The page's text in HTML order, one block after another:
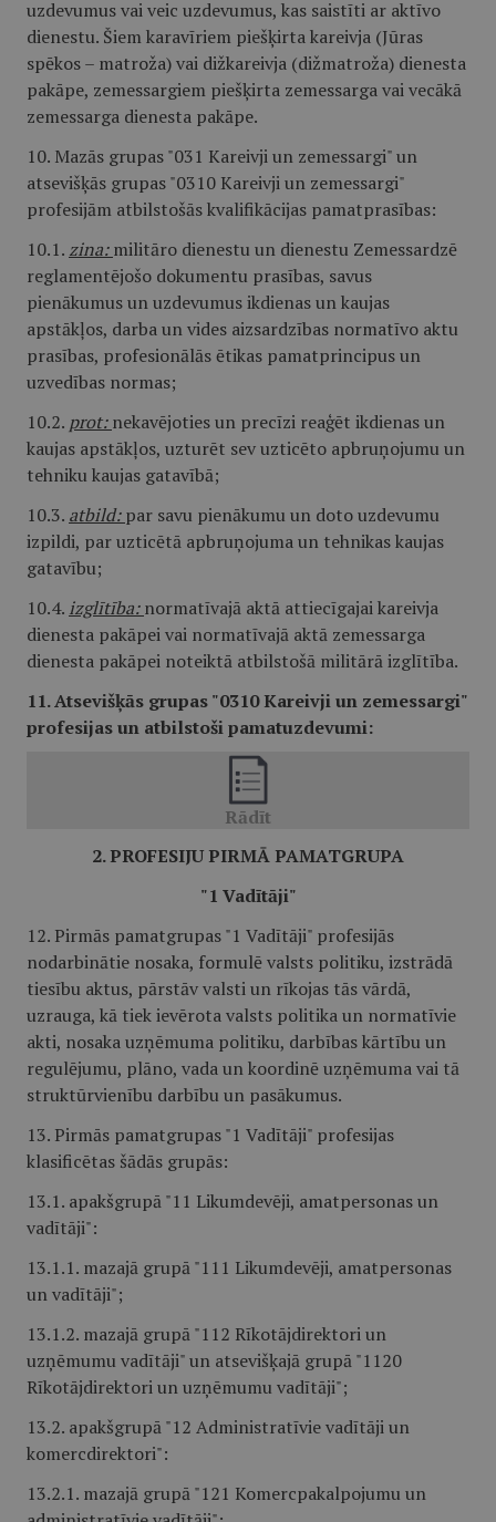
uzdevumus vai veic uzdevumus, kas saistīti ar aktīvo
dienestu. Šiem karavīriem piešķirta kareivja (Jūras
spēkos – matroža) vai dižkareivja (dižmatroža) dienesta
pakāpe, zemessargiem piešķirta zemessarga vai vecākā
zemessarga dienesta pakāpe.
10. Mazās grupas "031 Kareivji un zemessargi" un
atsevišķās grupas "0310 Kareivji un zemessargi"
profesijām atbilstošās kvalifikācijas pamatprasības:
10.1. zina: militāro dienestu un dienestu Zemessardzē
reglamentējošo dokumentu prasības, savus
pienākumus un uzdevumus ikdienas un kaujas
apstākļos, darba un vides aizsardzības normatīvo aktu
prasības, profesionālās ētikas pamatprincipus un
uzvedības normas;
10.2. prot: nekavējoties un precīzi reaģēt ikdienas un
kaujas apstākļos, uzturēt sev uzticēto apbruņojumu un
tehniku kaujas gatavībā;
10.3. atbild: par savu pienākumu un doto uzdevumu
izpildi, par uzticētā apbruņojuma un tehnikas kaujas
gatavību;
10.4. izglītība: normatīvajā aktā attiecīgajai kareivja
dienesta pakāpei vai normatīvajā aktā zemessarga
dienesta pakāpei noteiktā atbilstošā militārā izglītība.
11. Atsevišķās grupas "0310 Kareivji un zemessargi"
profesijas un atbilstoši pamatuzdevumi:
2. PROFESIJU PIRMĀ PAMATGRUPA
"1 Vadītāji"
12. Pirmās pamatgrupas "1 Vadītāji" profesijās
nodarbinātie nosaka, formulē valsts politiku, izstrādā
tiesību aktus, pārstāv valsti un rīkojas tās vārdā,
uzrauga, kā tiek ievērota valsts politika un normatīvie
akti, nosaka uzņēmuma politiku, darbības kārtību un
regulējumu, plāno, vada un koordinē uzņēmuma vai tā
struktūrvienību darbību un pasākumus.
13. Pirmās pamatgrupas "1 Vadītāji" profesijas
klasificētas šādās grupās:
13.1. apakšgrupā "11 Likumdevēji, amatpersonas un
vadītāji":
13.1.1. mazajā grupā "111 Likumdevēji, amatpersonas
un vadītāji";
13.1.2. mazajā grupā "112 Rīkotājdirektori un
uzņēmumu vadītāji" un atsevišķajā grupā "1120
Rīkotājdirektori un uzņēmumu vadītāji";
13.2. apakšgrupā "12 Administratīvie vadītāji un
komercdirektori":
13.2.1. mazajā grupā "121 Komercpakalpojumu un